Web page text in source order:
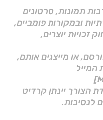
תמונות, סרטונים
ובמקורות פומביים,
סעיף 27א לחוק זכויות יוצרים,
או מייצגים אותם,
המייל
הצורך יינתן קרדיט
לנסיבות.